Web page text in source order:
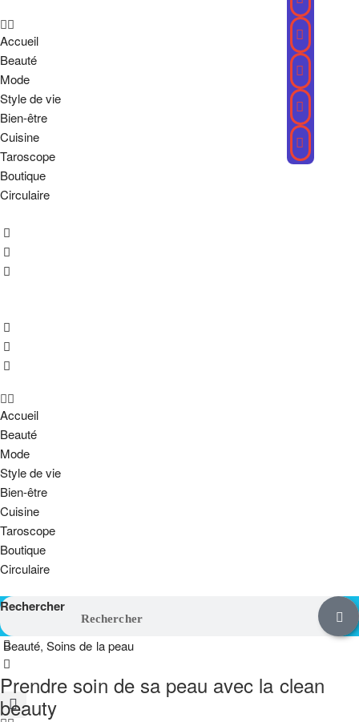
Accueil
Beauté
Mode
Style de vie
Bien-être
Cuisine
Taroscope
Boutique
Circulaire
Accueil
Beauté
Mode
Style de vie
Bien-être
Cuisine
Taroscope
Boutique
Circulaire
Rechercher
Beauté,Soins de la peau
Prendre soin de sa peau avec la clean
beauty